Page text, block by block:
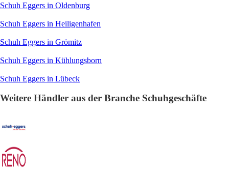
Schuh Eggers in Oldenburg
Schuh Eggers in Heiligenhafen
Schuh Eggers in Grömitz
Schuh Eggers in Kühlungsborn
Schuh Eggers in Lübeck
Weitere Händler aus der Branche Schuhgeschäfte